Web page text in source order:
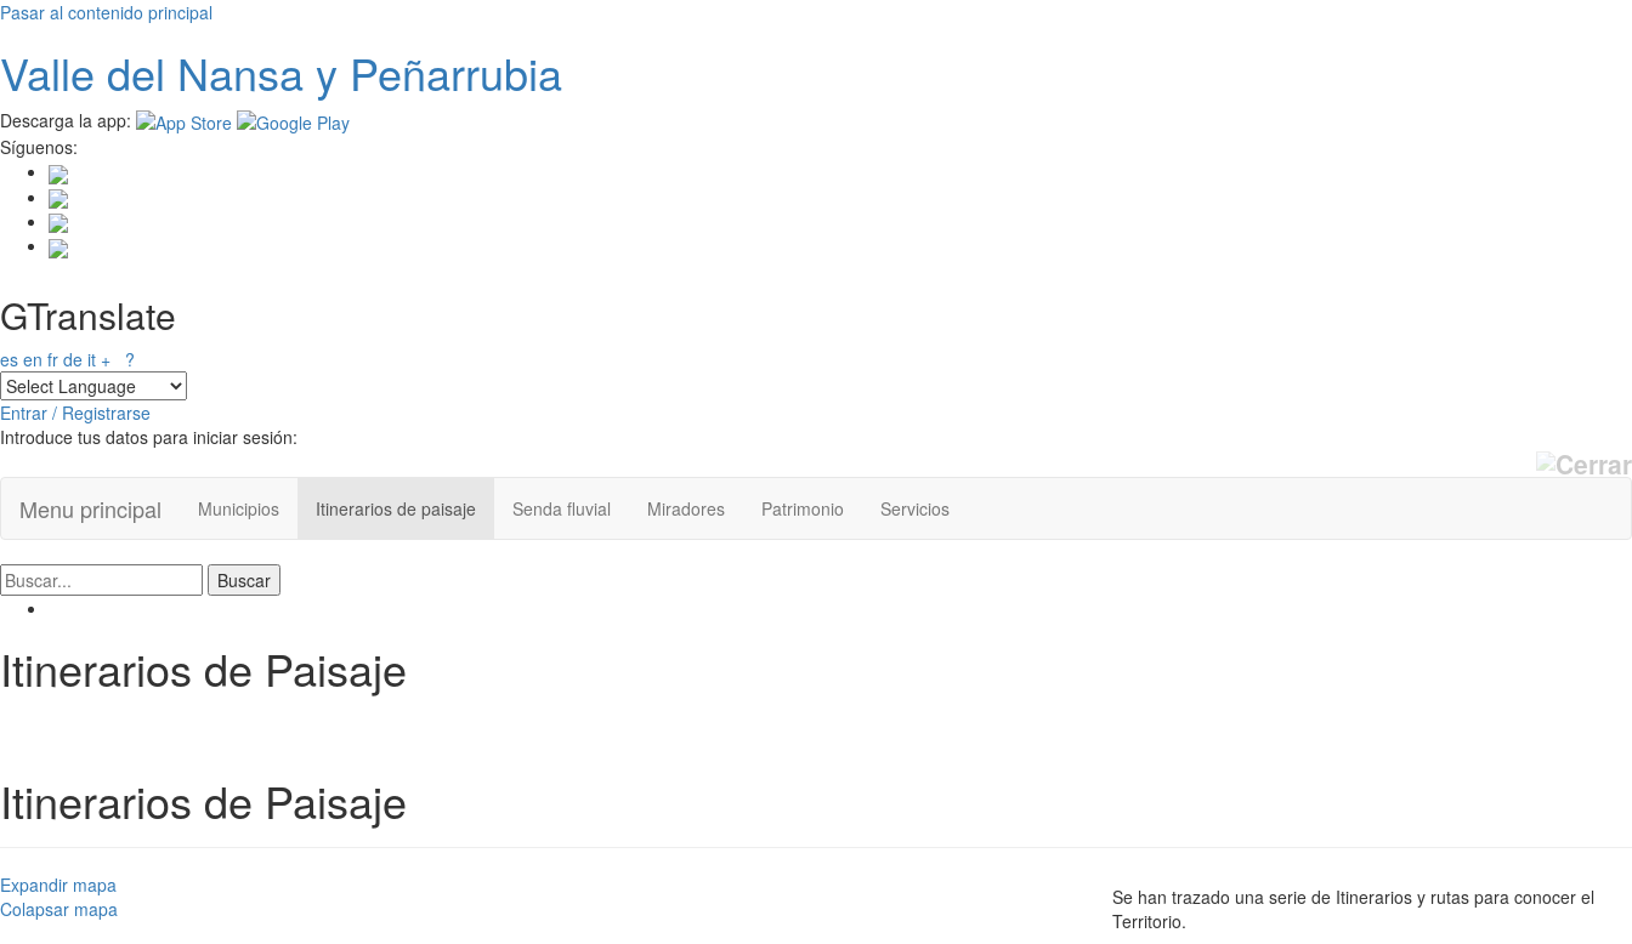
Pasar al contenido principal
Valle del Nansay Peñarrubia
Descarga la app:
Síguenos:
GTranslate
es en fr de it + ?
Entrar / Registrarse
Introduce tus datos para iniciar sesión:
Menu principal Municipios Itinerarios de paisaje Senda fluvial Miradores Patrimonio Servicios
Itinerarios de Paisaje
Itinerarios de Paisaje
Expandir mapa
Colapsar mapa
Se han trazado una serie de Itinerarios y rutas para conocer el
Territorio.